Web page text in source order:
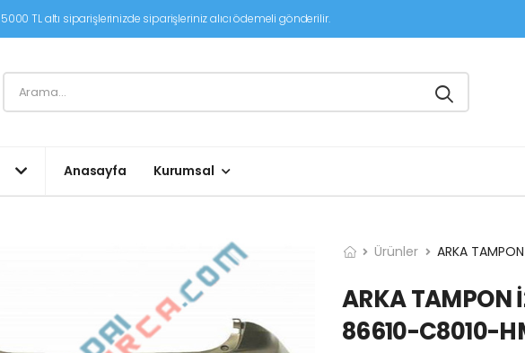
TL altı siparişlerinizde siparişleriniz alıcı ödemeli gönderilir.
Anasayfa Kurumsal
Ürünler ARKA
ARKA TAMPON
86610-C8010-